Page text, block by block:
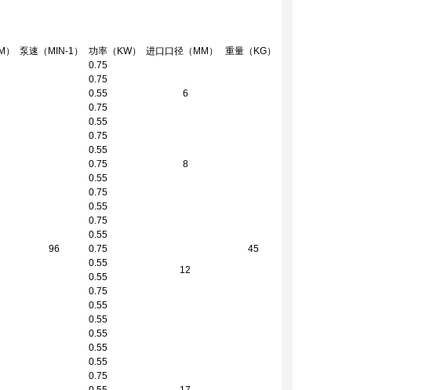
泵速（MIN-1） 功率（KW） 进口口径（MM）
重量（KG）
96
0.75
6
45
0.75
0.55
0.75
0.55
0.75
8
0.55
0.75
0.55
0.75
12
0.55
0.75
0.55
0.75
0.55
0.55
0.75
0.55
0.55
0.55
0.55
0.55
0.75